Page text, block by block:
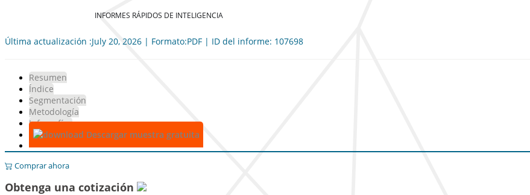
INFORMES RÁPIDOS DE INTELIGENCIA
Última actualización :July 20, 2026 | Formato:PDF | ID del informe: 107698
Resumen
Índice
Segmentación
Metodología
Infografías
Descargar muestra gratuita
Comprar ahora
Obtenga una cotización